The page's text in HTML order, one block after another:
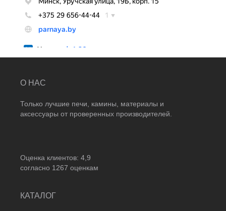
О НАС
Только лучшие печи, камины, материалы и
аксессуары от проверенных производителей.
Оценка клиентов: 4,9
согласно 1267 оценкам
КАТАЛОГ